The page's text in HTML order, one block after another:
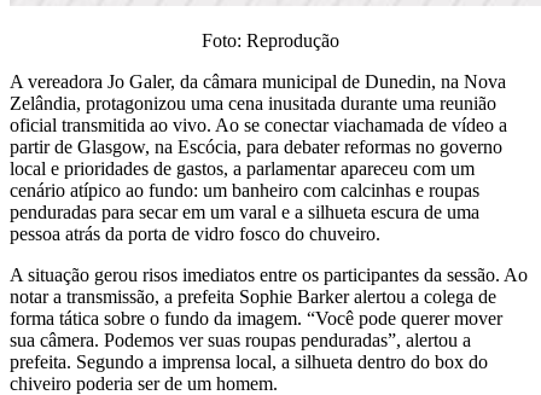
Foto: Reprodução
A vereadora Jo Galer, da câmara municipal de Dunedin, na Nova
Zelândia, protagonizou uma cena inusitada durante uma reunião
oficial transmitida ao vivo. Ao se conectar viachamada de vídeo a
partir de Glasgow, na Escócia, para debater reformas no governo
local e prioridades de gastos, a parlamentar apareceu com um
cenário atípico ao fundo: um banheiro com calcinhas e roupas
penduradas para secar em um varal e a silhueta escura de uma
pessoa atrás da porta de vidro fosco do chuveiro.
A situação gerou risos imediatos entre os participantes da sessão. Ao
notar a transmissão, a prefeita Sophie Barker alertou a colega de
forma tática sobre o fundo da imagem. “Você pode querer mover
sua câmera. Podemos ver suas roupas penduradas”, alertou a
prefeita. Segundo a imprensa local, a silhueta dentro do box do
chiveiro poderia ser de um homem.